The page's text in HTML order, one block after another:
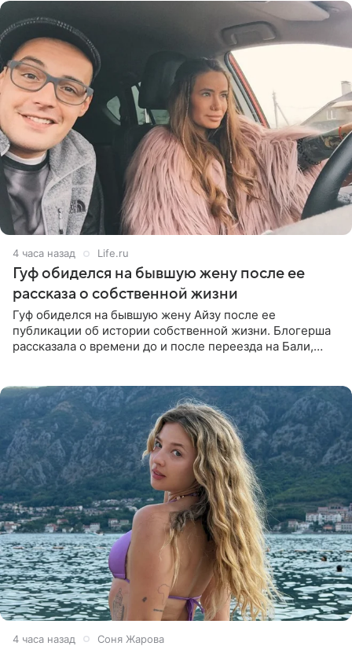
4 часа назад Life.ru
Гуф обиделся на бывшую жену после ее
рассказа о собственной жизни
Гуф обиделся на бывшую жену Айзу после ее
публикации об истории собственной жизни. Блогерша
рассказала о времени до и после переезда на Бали,
4 часа назад Соня Жарова